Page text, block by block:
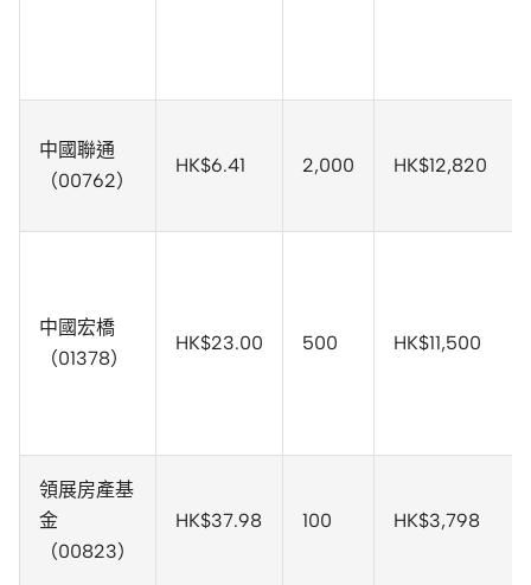
中國聯通
（00762）
HK$6.41 2,000 HK$12,820
中國宏橋
（01378）
HK$23.00 500 HK$11,500
領展房產基
金
（00823）
HK$37.98 100 HK$3,798